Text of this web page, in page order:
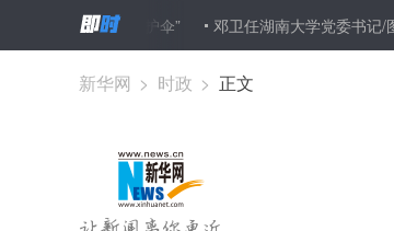
后的“保护伞” 邓卫任湖南大学党委书记/图 简历
新华网 > 时政 > 正文